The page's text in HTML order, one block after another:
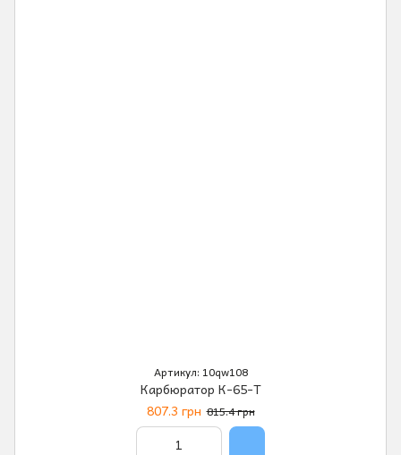
Артикул: 10qw108
Карбюратор К-65-Т
807.3 грн 815.4 грн